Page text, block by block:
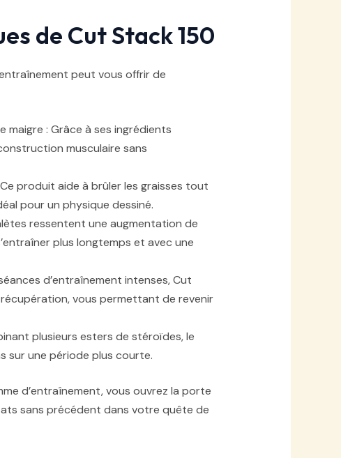
de Cut Stack 150
peut vous offrir de
maigre : Grâce à ses ingrédients
musculaire sans
produit aide à brûler les graisses tout
pour un physique dessiné.
ressentent une augmentation de
plus longtemps et avec une
d’entraînement intenses, Cut
vous permettant de revenir
plusieurs esters de stéroïdes, le
sur une période plus courte.
d’entraînement, vous ouvrez la porte
sans précédent dans votre quête de